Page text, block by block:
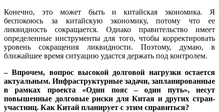
Конечно, это может быть и китайская экономика. Я
беспокоюсь за китайскую экономику, потому что ее
ликвидность сокращается. Однако правительство имеет
определенные инструменты для того, чтобы корректировать
уровень сокращения ликвидности. Поэтому, думаю, в
ближайшее время ситуацию удастся держать под контролем.
– Впрочем, вопрос высокой долговой нагрузки остается
актуальным. Инфраструктурные задачи, запланированные
в рамках проекта «Один пояс – один путь», несут
повышенные долговые риски для Китая и других стран-
участниц. Как Китай планирует с этим справиться?